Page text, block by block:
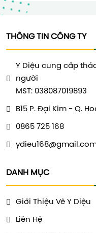
THÔNG TIN CÔNG TY
Y Diệu cung cấp
người
MST: 038087019893
B15 P. Đại Kim - Q.
0865 725 168
DANH MỤC
Giới Thiệu Vê Y Diệu
Liên Hệ